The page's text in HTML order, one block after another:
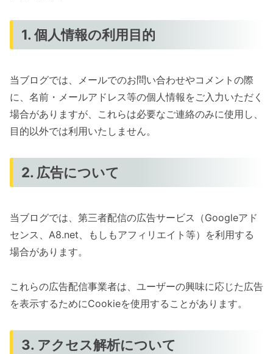
1. 個人情報の利用目的
当ブログでは、メールでのお問い合わせやコメントの際
に、名前・メールアドレス等の個人情報をご入力いただく
場合がありますが、これらは必要なご連絡のみに使用し、
目的以外では利用いたしません。
2. 広告について
当ブログでは、第三者配信の広告サービス（Googleアド
センス、A8.net、もしもアフィリエイト等）を利用する
場合があります。
これらの広告配信事業者は、ユーザーの興味に応じた広告
を表示するためにCookieを使用することがあります。
3. アクセス解析について